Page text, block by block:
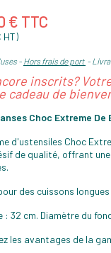
€ TTC
HT)
Hors frais de port
inscrits?
cadeau de
Choc Extreme
d'ustensiles Choc
de qualité, offrant
des cuissons
: 32 cm. Diamètre du
les avantages de la